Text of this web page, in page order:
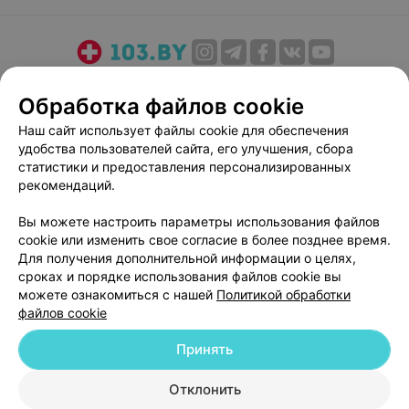
Медицинский маркетинг
Публичный договор
Пользовательское соглашение
Способы оплаты
Вакансии
Партнеры
Персональные настройки cookie
Обработка персональных данных
© 2026 ООО «Артокс Лаб», УНП 191700409| 220012, Республика Беларусь,
Обработка файлов cookie
Наш сайт использует файлы cookie для обеспечения
удобства пользователей сайта, его улучшения, сбора
статистики и предоставления персонализированных
рекомендаций.
Вы можете настроить параметры использования файлов
cookie или изменить свое согласие в более позднее время.
Для получения дополнительной информации о целях,
сроках и порядке использования файлов cookie вы
можете ознакомиться с нашей Политикой обработки
файлов cookie
Отклонить
Принять